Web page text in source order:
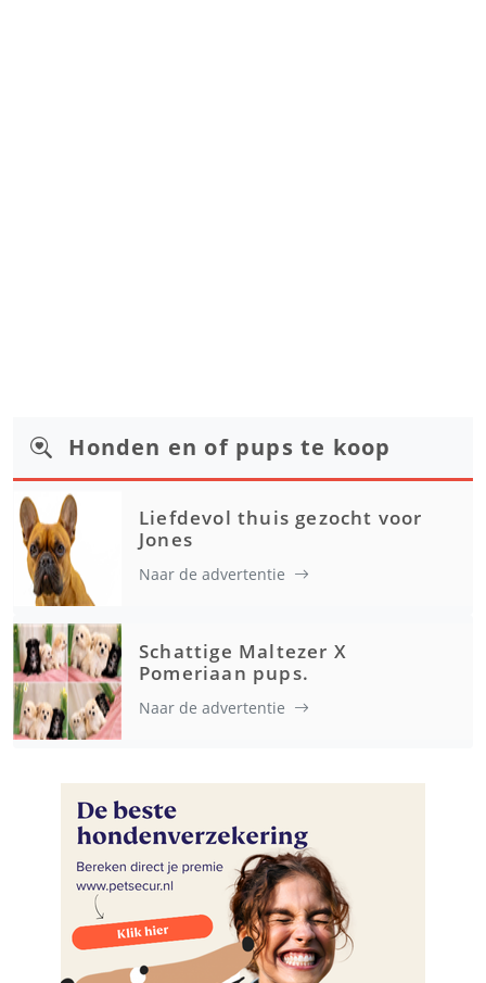
Honden en of pups te koop
Liefdevol thuis gezocht voor
Jones
Naar de advertentie
Schattige Maltezer X
Pomeriaan pups.
Naar de advertentie